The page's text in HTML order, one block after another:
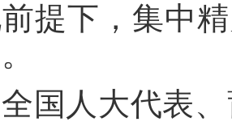
提下，集中
人大代表、